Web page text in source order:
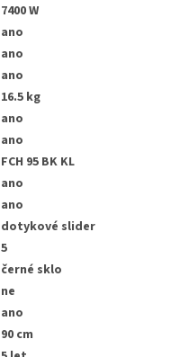
7400 W
ano
ano
ano
16.5 kg
ano
ano
FCH 95 BK KL
ano
ano
dotykové slider
5
černé sklo
ne
ano
90 cm